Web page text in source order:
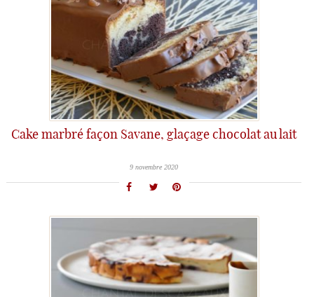
Cake marbré façon Savane, glaçage chocolat au lait
9 novembre 2020